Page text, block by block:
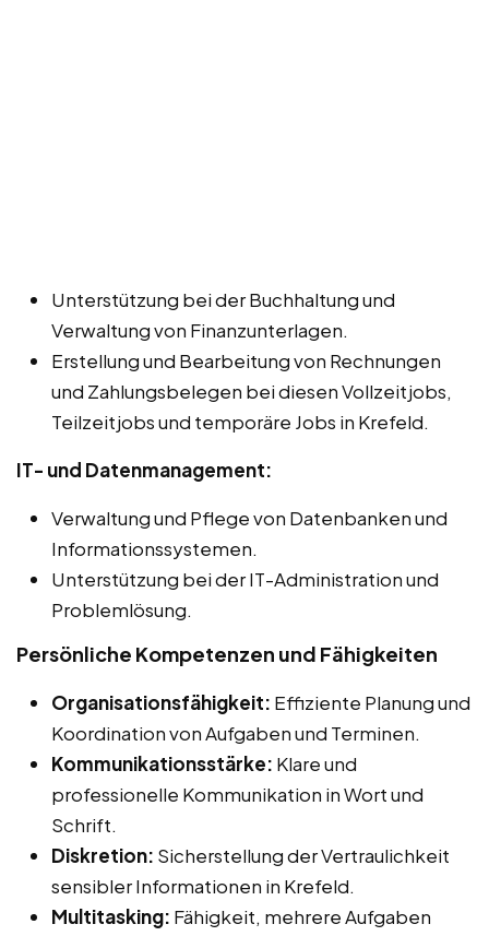
Unterstützung bei der Buchhaltung und
Verwaltung von Finanzunterlagen.
Erstellung und Bearbeitung von Rechnungen
und Zahlungsbelegen bei diesen Vollzeitjobs,
Teilzeitjobs und temporäre Jobs in Krefeld.
IT- und Datenmanagement:
Verwaltung und Pflege von Datenbanken und
Informationssystemen.
Unterstützung bei der IT-Administration und
Problemlösung.
Persönliche Kompetenzen und Fähigkeiten
Organisationsfähigkeit: Effiziente Planung und
Koordination von Aufgaben und Terminen.
Kommunikationsstärke: Klare und
professionelle Kommunikation in Wort und
Schrift.
Diskretion: Sicherstellung der Vertraulichkeit
sensibler Informationen in Krefeld.
Multitasking: Fähigkeit, mehrere Aufgaben